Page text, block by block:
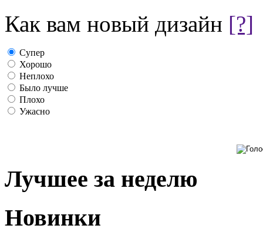
Как вам новый дизайн [?]
Супер
Хорошо
Неплохо
Было лучше
Плохо
Ужасно
Лучшее за неделю
Новинки